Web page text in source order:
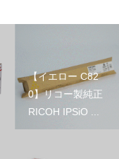
【イエロー C82
0】リコー製純正
RICOH IPSiO ...